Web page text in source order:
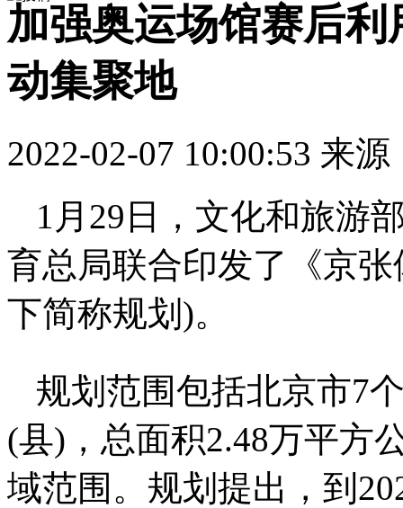
加强奥运场馆赛后
动集聚地
2022-02-07 10:00:53 来源
1月29日，文化和旅游
育总局联合印发了《京
下简称规划)。
规划范围包括北京市7
(县)，总面积2.48万平方
域范围。规划提出，到